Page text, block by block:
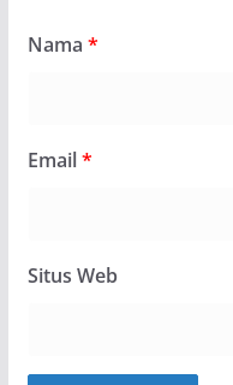
Nama *
Email*
Situs Web